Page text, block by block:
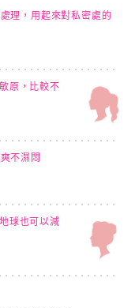
理，用起來對私密處的
原，比較不
不濕悶
球也可以減